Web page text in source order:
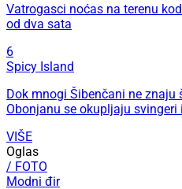
Vatrogasci noćas na terenu
od dva sata
6
Spicy Island
Dok mnogi Šibenčani ne znaju
Obonjanu se okupljaju svingeri
VIŠE
Oglas
/ FOTO
Modni đir